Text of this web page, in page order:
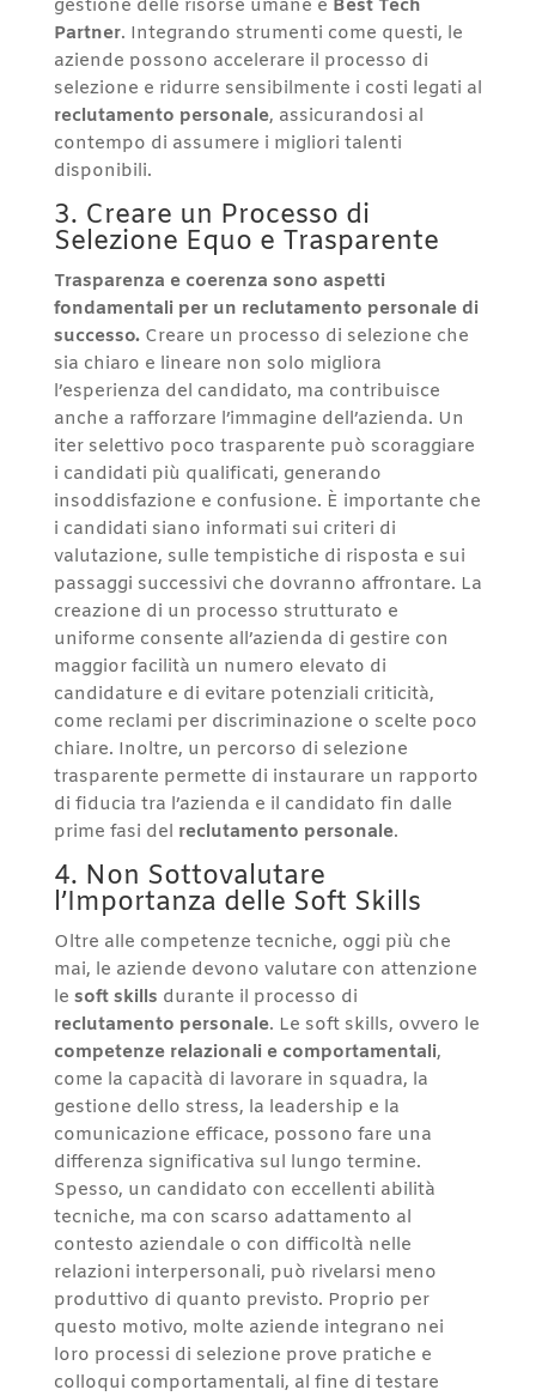
gestione delle risorse umane è Best Tech
Partner. Integrando strumenti come questi, le
aziende possono accelerare il processo di
selezione e ridurre sensibilmente i costi legati al
reclutamento personale, assicurandosi al
contempo di assumere i migliori talenti
disponibili.
3. Creare un Processo di
Selezione Equo e Trasparente
Trasparenza e coerenza sono aspetti
fondamentali per un reclutamento personaledi
successo.Creare un processo di selezione che
sia chiaro e lineare non solo migliora
l’esperienza del candidato, ma contribuisce
anche a rafforzare l’immagine dell’azienda. Un
iter selettivo poco trasparente può scoraggiare
i candidati più qualificati, generando
insoddisfazione e confusione. È importante che
i candidati siano informati sui criteri di
valutazione, sulle tempistiche di risposta e sui
passaggi successivi che dovranno affrontare. La
creazione di un processo strutturato e
uniforme consente all’azienda di gestire con
maggior facilità un numero elevato di
candidature e di evitare potenziali criticità,
come reclami per discriminazione o scelte poco
chiare. Inoltre, un percorso di selezione
trasparente permette di instaurare un rapporto
di fiducia tra l’azienda e il candidato fin dalle
prime fasi del reclutamento personale.
4. Non Sottovalutare
l’Importanza delle Soft Skills
Oltre alle competenze tecniche, oggi più che
mai, le aziende devono valutare con attenzione
le soft skills durante il processo di
reclutamento personale. Le soft skills, ovvero le
competenze relazionali e comportamentali,
come la capacità di lavorare in squadra, la
gestione dello stress, la leadership e la
comunicazione efficace, possono fare una
differenza significativa sul lungo termine.
Spesso, un candidato con eccellenti abilità
tecniche, ma con scarso adattamento al
contesto aziendale o con difficoltà nelle
relazioni interpersonali, può rivelarsi meno
produttivo di quanto previsto. Proprio per
questo motivo, molte aziende integrano nei
loro processi di selezione prove pratiche e
colloqui comportamentali, al fine di testare